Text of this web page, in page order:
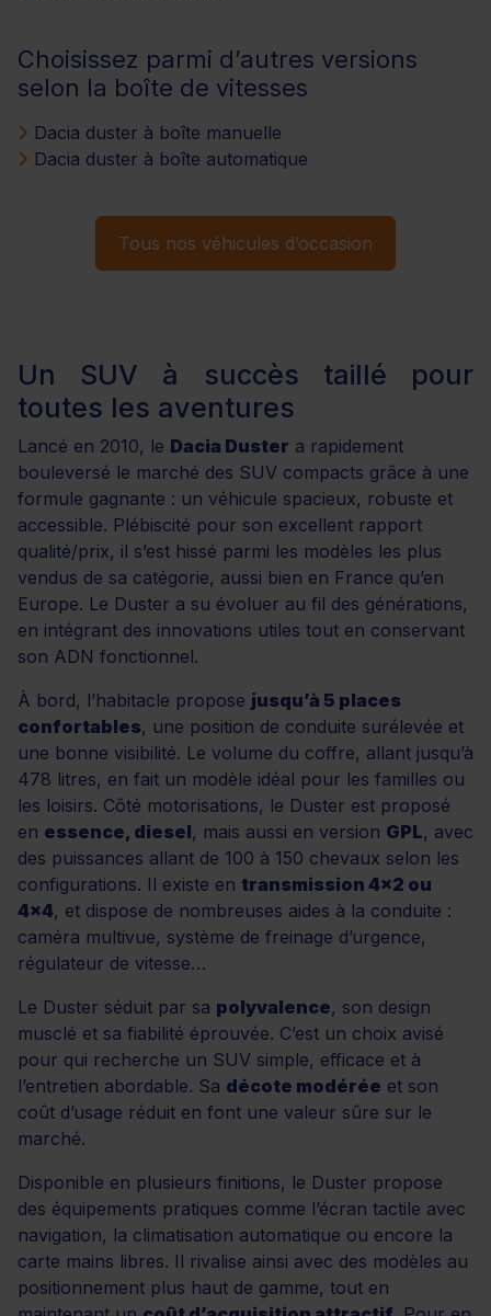
Choisissez parmi d’autres versions
selon la boîte de vitesses
Dacia duster à boîte manuelle
Dacia duster à boîte automatique
Tous nos véhicules d’occasion
Un SUV à succès taillé pour
toutes les aventures
Lancé en 2010, le Dacia Duster a rapidement
bouleversé le marché des SUV compacts grâce à une
formule gagnante : un véhicule spacieux, robuste et
accessible. Plébiscité pour son excellent rapport
qualité/prix, il s’est hissé parmi les modèles les plus
vendus de sa catégorie, aussi bien en France qu’en
Europe. Le Duster a su évoluer au fil des générations,
en intégrant des innovations utiles tout en conservant
son ADN fonctionnel.
À bord, l’habitacle propose jusqu’à 5 places
confortables, une position de conduite surélevée et
une bonne visibilité. Le volume du coffre, allant jusqu’à
478 litres, en fait un modèle idéal pour les familles ou
les loisirs. Côté motorisations, le Duster est proposé
en essence, diesel, mais aussi en version GPL, avec
des puissances allant de 100 à 150 chevaux selon les
configurations. Il existe en transmission 4x2 ou
4x4, et dispose de nombreuses aides à la conduite :
caméra multivue, système de freinage d’urgence,
régulateur de vitesse…
Le Duster séduit par sa polyvalence, son design
musclé et sa fiabilité éprouvée. C’est un choix avisé
pour qui recherche un SUV simple, efficace et à
l’entretien abordable. Sa décote modérée et son
coût d’usage réduit en font une valeur sûre sur le
marché.
Disponible en plusieurs finitions, le Duster propose
des équipements pratiques comme l’écran tactile avec
navigation, la climatisation automatique ou encore la
carte mains libres. Il rivalise ainsi avec des modèles au
positionnement plus haut de gamme, tout en